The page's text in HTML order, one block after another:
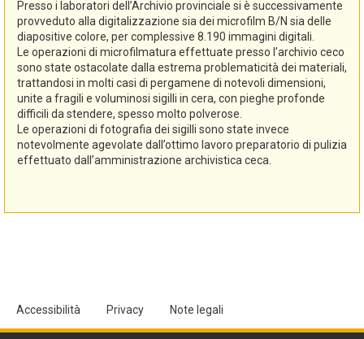
Presso i laboratori dell’Archivio provinciale si è successivamente
provveduto alla digitalizzazione sia dei microfilm B/N sia delle
diapositive colore, per complessive 8.190 immagini digitali.
Le operazioni di microfilmatura effettuate presso l’archivio ceco
sono state ostacolate dalla estrema problematicità dei materiali,
trattandosi in molti casi di pergamene di notevoli dimensioni,
unite a fragili e voluminosi sigilli in cera, con pieghe profonde
difficili da stendere, spesso molto polverose.
Le operazioni di fotografia dei sigilli sono state invece
notevolmente agevolate dall’ottimo lavoro preparatorio di pulizia
effettuato dall’amministrazione archivistica ceca.
Accessibilità Privacy Note legali